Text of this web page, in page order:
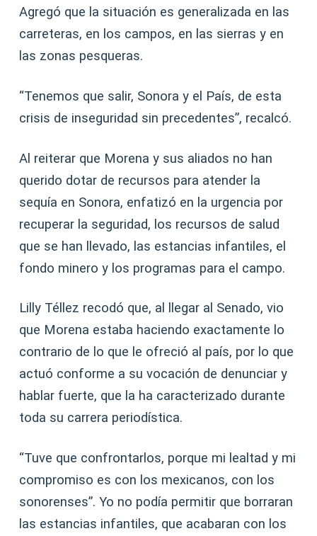
Agregó que la situación es generalizada en las
carreteras, en los campos, en las sierras y en
las zonas pesqueras.
“Tenemos que salir, Sonora y el País, de esta
crisis de inseguridad sin precedentes”, recalcó.
Al reiterar que Morena y sus aliados no han
querido dotar de recursos para atender la
sequía en Sonora, enfatizó en la urgencia por
recuperar la seguridad, los recursos de salud
que se han llevado, las estancias infantiles, el
fondo minero y los programas para el campo.
Lilly Téllez recodó que, al llegar al Senado, vio
que Morena estaba haciendo exactamente lo
contrario de lo que le ofreció al país, por lo que
actuó conforme a su vocación de denunciar y
hablar fuerte, que la ha caracterizado durante
toda su carrera periodística.
“Tuve que confrontarlos, porque mi lealtad y mi
compromiso es con los mexicanos, con los
sonorenses”. Yo no podía permitir que borraran
las estancias infantiles, que acabaran con los